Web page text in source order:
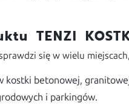
TENZI
się w wielu
kostki betonowej,
i parkingów.